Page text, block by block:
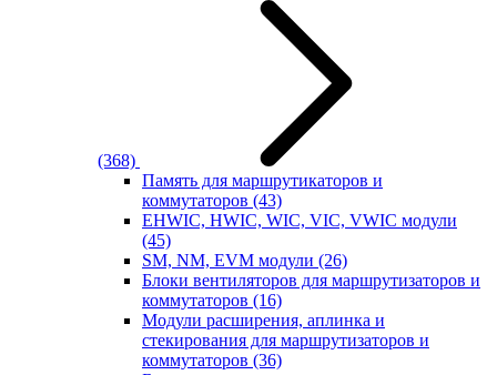
(368)
Память для маршрутикаторов и
коммутаторов (43)
EHWIC, HWIC, WIC, VIC, VWIC модули
(45)
SM, NM, EVM модули (26)
Блоки вентиляторов для маршрутизаторов и
коммутаторов (16)
Модули расширения, аплинка и
стекирования для маршрутизаторов и
коммутаторов (36)